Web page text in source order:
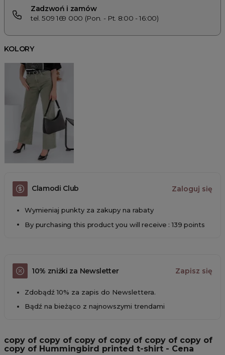
Zadzwoń i zamów
tel. 509 169 000 (Pon. - Pt. 8:00 - 16:00)
KOLORY
Clamodi Club Zaloguj się
Wymieniaj punkty za zakupy na rabaty
By purchasing this product you will receive : 139 points
10% zniżki za Newsletter Zapisz się
Zdobądź 10% za zapis do Newslettera.
Bądź na bieżąco z najnowszymi trendami
copy of copy of copy of copy of copy of copy of
copy of Hummingbird printed t-shirt - Cena